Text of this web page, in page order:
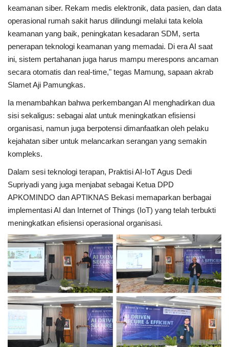
keamanan siber. Rekam medis elektronik, data pasien, dan data
operasional rumah sakit harus dilindungi melalui tata kelola
keamanan yang baik, peningkatan kesadaran SDM, serta
penerapan teknologi keamanan yang memadai. Di era AI saat
ini, sistem pertahanan juga harus mampu merespons ancaman
secara otomatis dan real-time," tegas Mamung, sapaan akrab
Slamet Aji Pamungkas.
Ia menambahkan bahwa perkembangan AI menghadirkan dua
sisi sekaligus: sebagai alat untuk meningkatkan efisiensi
organisasi, namun juga berpotensi dimanfaatkan oleh pelaku
kejahatan siber untuk melancarkan serangan yang semakin
kompleks.
Dalam sesi teknologi terapan, Praktisi AI-IoT Agus Dedi
Supriyadi yang juga menjabat sebagai Ketua DPD
APKOMINDO dan APTIKNAS Bekasi memaparkan berbagai
implementasi AI dan Internet of Things (IoT) yang telah terbukti
meningkatkan efisiensi operasional organisasi.